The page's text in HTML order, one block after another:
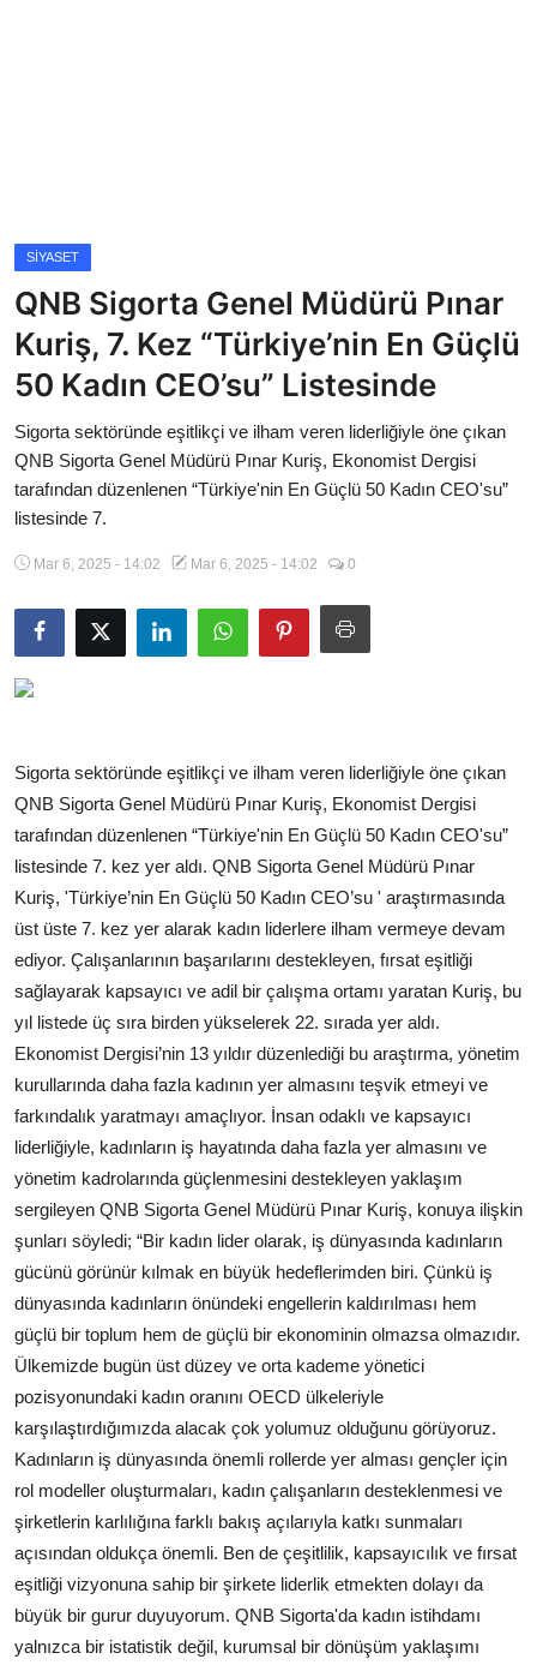
Çerez Politikası
Kullanım Şartnamesi
Veri Politikası
SIYASET
QNB Sigorta Genel Müdürü Pınar
Kuriş, 7. Kez “Türkiye’nin En Güçlü
50 Kadın CEO’su” Listesinde
Sigorta sektöründe eşitlikçi ve ilham veren liderliğiyle öne çıkan
QNB Sigorta Genel Müdürü Pınar Kuriş, Ekonomist Dergisi
tarafından düzenlenen “Türkiye'nin En Güçlü 50 Kadın CEO'su”
listesinde 7.
Mar 6, 2025 - 14:02 Mar 6, 2025 - 14:02 0
Sigorta sektöründe eşitlikçi ve ilham veren liderliğiyle öne çıkan
QNB Sigorta Genel Müdürü Pınar Kuriş, Ekonomist Dergisi
tarafından düzenlenen “Türkiye'nin En Güçlü 50 Kadın CEO'su”
listesinde 7. kez yer aldı. QNB Sigorta Genel Müdürü Pınar
Kuriş, 'Türkiye’nin En Güçlü 50 Kadın CEO’su ' araştırmasında
üst üste 7. kez yer alarak kadın liderlere ilham vermeye devam
ediyor. Çalışanlarının başarılarını destekleyen, fırsat eşitliği
sağlayarak kapsayıcı ve adil bir çalışma ortamı yaratan Kuriş, bu
yıl listede üç sıra birden yükselerek 22. sırada yer aldı.
Ekonomist Dergisi’nin 13 yıldır düzenlediği bu araştırma, yönetim
kurullarında daha fazla kadının yer almasını teşvik etmeyi ve
farkındalık yaratmayı amaçlıyor. İnsan odaklı ve kapsayıcı
liderliğiyle, kadınların iş hayatında daha fazla yer almasını ve
yönetim kadrolarında güçlenmesini destekleyen yaklaşım
sergileyen QNB Sigorta Genel Müdürü Pınar Kuriş, konuya ilişkin
şunları söyledi; “Bir kadın lider olarak, iş dünyasında kadınların
gücünü görünür kılmak en büyük hedeflerimden biri. Çünkü iş
dünyasında kadınların önündeki engellerin kaldırılması hem
güçlü bir toplum hem de güçlü bir ekonominin olmazsa olmazıdır.
Ülkemizde bugün üst düzey ve orta kademe yönetici
pozisyonundaki kadın oranını OECD ülkeleriyle
karşılaştırdığımızda alacak çok yolumuz olduğunu görüyoruz.
Kadınların iş dünyasında önemli rollerde yer alması gençler için
rol modeller oluşturmaları, kadın çalışanların desteklenmesi ve
şirketlerin karlılığına farklı bakış açılarıyla katkı sunmaları
açısından oldukça önemli. Ben de çeşitlilik, kapsayıcılık ve fırsat
eşitliği vizyonuna sahip bir şirkete liderlik etmekten dolayı da
büyük bir gurur duyuyorum. QNB Sigorta'da kadın istihdamı
yalnızca bir istatistik değil, kurumsal bir dönüşüm yaklaşımı